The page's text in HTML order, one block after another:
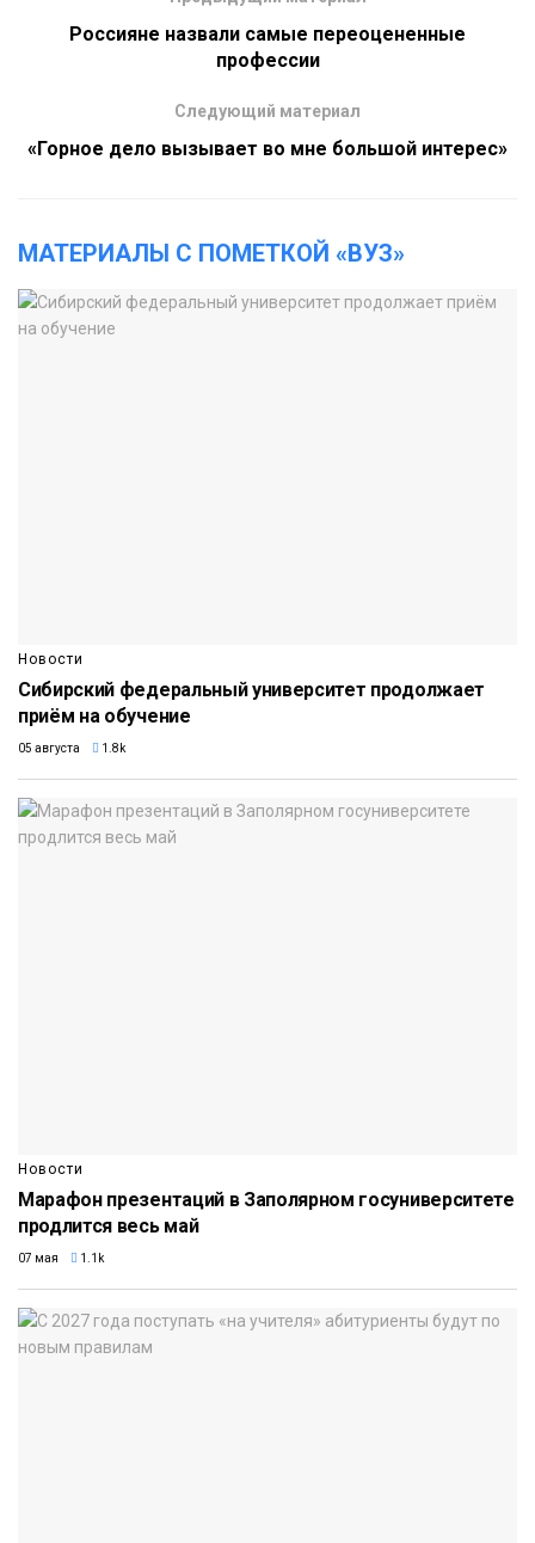
Россияне назвали самые переоцененные
профессии
Следующий материал
«Горное дело вызывает во мне большой интерес»
МАТЕРИАЛЫ С ПОМЕТКОЙ «ВУЗ»
Новости
Сибирский федеральный университет продолжает
приём на обучение
05 августа 1.8k
Новости
Марафон презентаций в Заполярном госуниверситете
продлится весь май
07 мая 1.1k